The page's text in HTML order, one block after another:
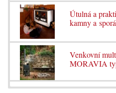
Útulná a
kamny a
Venkovní
MORAVIA